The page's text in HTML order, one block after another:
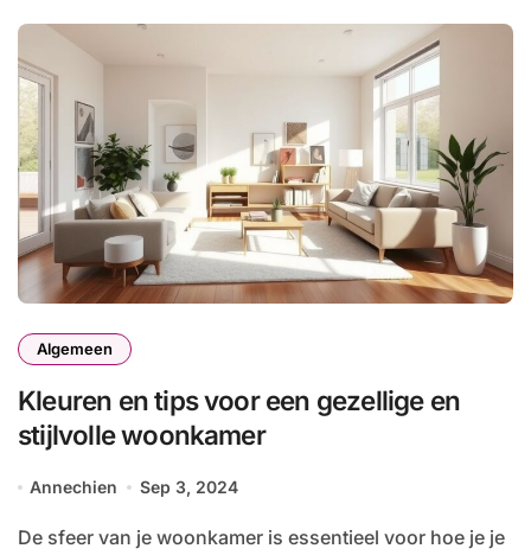
Algemeen
Kleuren en tips voor een gezellige en
stijlvolle woonkamer
Annechien Sep 3, 2024
De sfeer van je woonkamer is essentieel voor hoe je je